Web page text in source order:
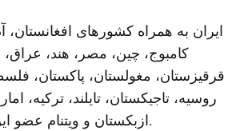
ایران به همراه کشورهای افغانستان،
کامبوج، چین، مصر، هند، عراق،
قرقیزستان، مغولستان، پاکستان،
روسیه، تاجیکستان، تایلند، ترکیه،
ازبکستان و ویتنام عضو این سازمان هستند.